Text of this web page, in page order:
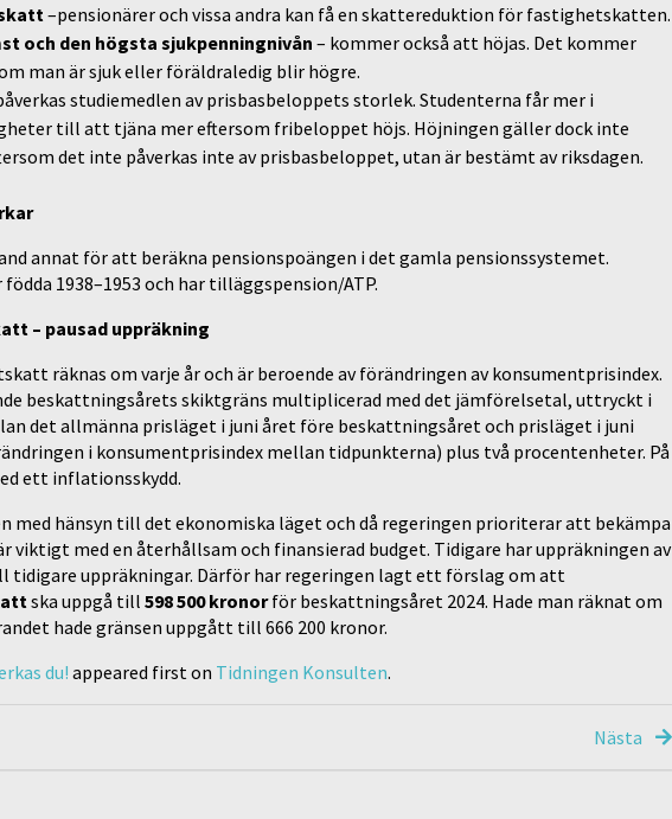
–pensionärer och vissa andra kan få en skattereduktion för fastighetskatten.
och den högsta sjukpenningnivån– kommer också att höjas. Det kommer
man är sjuk eller föräldraledig blir högre.
studiemedlen av prisbasbeloppets storlek. Studenterna får mer i
till att tjäna mer eftersom fribeloppet höjs. Höjningen gäller dock inte
det inte påverkas inte av prisbasbeloppet, utan är bestämt av riksdagen.
annat för att beräkna pensionspoängen i det gamla pensionssystemet.
1938–1953 och har tilläggspension/ATP.
– pausad uppräkning
räknas om varje år och är beroende av förändringen av konsumentprisindex.
beskattningsårets skiktgräns multiplicerad med det jämförelsetal, uttryckt i
det allmänna prisläget i juni året före beskattningsåret och prisläget i juni
i konsumentprisindex mellan tidpunkterna) plus två procentenheter. På
ett inflationsskydd.
med hänsyn till det ekonomiska läget och då regeringen prioriterar att bekämpa
med en återhållsam och finansierad budget. Tidigare har uppräkningen av
tidigare uppräkningar. Därför har regeringen lagt ett förslag om att
ska uppgå till 598 500 kronorför beskattningsåret 2024. Hade man räknat om
hade gränsen uppgått till 666 200 kronor.
du! appeared first on Tidningen Konsulten.
Nästa